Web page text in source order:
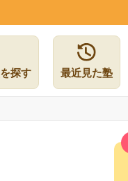
探す 最近見た塾